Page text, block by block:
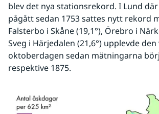
blev det nya stationsrekord. I Lund
pågått sedan 1753 sattes nytt rekord
Falsterbo i Skåne (19,1°), Örebro i
Sveg i Härjedalen (21,6°) upplevde
oktoberdagen sedan mätningarna
respektive 1875.